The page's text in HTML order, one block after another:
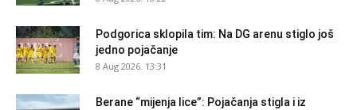
Podgorica sklopila tim: Na DG arenu stiglo još
jedno pojačanje
8 Aug 2026. 13:31
Berane “mijenja lice”: Pojačanja stigla i iz